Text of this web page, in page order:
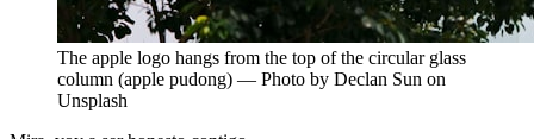
The apple logo hangs from the top of the circular glass
column (apple pudong) — Photo by Declan Sun on
Unsplash